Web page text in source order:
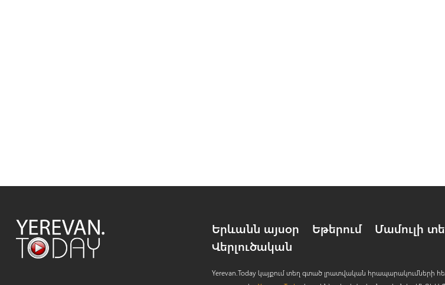
Երևանն այսօր Եթերում
Մամուլի
Վերլուծական
Yerevan.Today կայքում տեղ գտած լրատվական հրապարակումների